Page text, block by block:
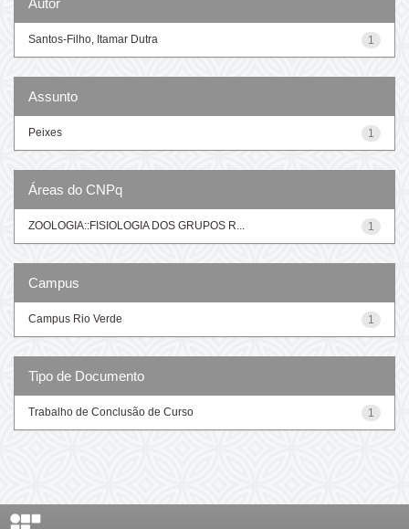
1
Santos-Filho, Itamar Dutra
Assunto
1
Peixes
Áreas do CNPq
1
ZOOLOGIA::FISIOLOGIA DOS GRUPOS R...
Campus
1
Campus Rio Verde
Tipo de Documento
1
Trabalho de Conclusão de Curso